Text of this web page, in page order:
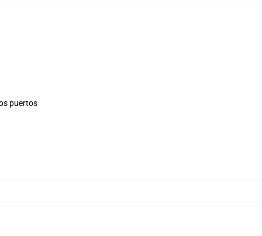
puertos